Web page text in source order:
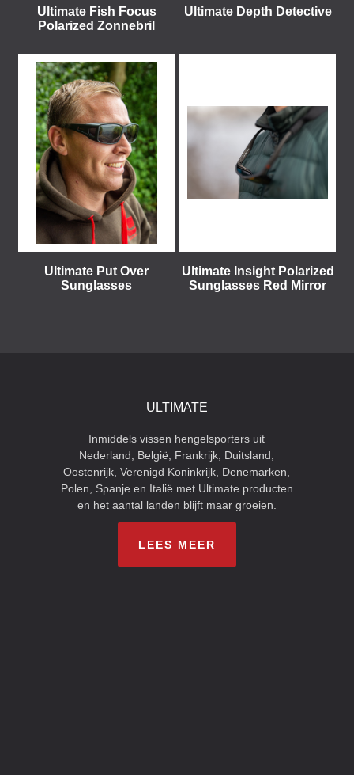
Ultimate Fish Focus
Polarized Zonnebril
Ultimate Depth Detective
Ultimate Put Over
Sunglasses
Ultimate Insight Polarized
Sunglasses Red Mirror
ULTIMATE
Inmiddels vissen hengelsporters uit
Nederland, België, Frankrijk, Duitsland,
Oostenrijk, Verenigd Koninkrijk, Denemarken,
Polen, Spanje en Italië met Ultimate producten
en het aantal landen blijft maar groeien.
LEES MEER